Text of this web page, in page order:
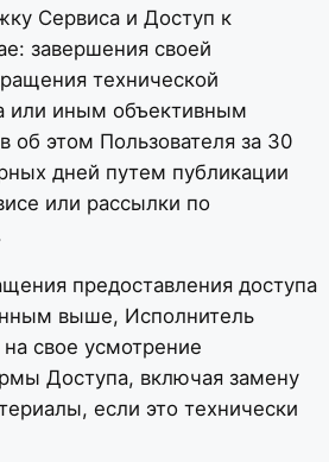
Сервиса и Доступ к
завершения своей
технической
или иным объективным
об этом Пользователя за 30
дней путем публикации
или рассылки по
предоставления доступа
выше, Исполнитель
свое усмотрение
Доступа, включая замену
если это технически